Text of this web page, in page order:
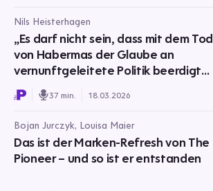
Nils Heisterhagen
„Es darf nicht sein, dass mit dem Tod
von Habermas der Glaube an
vernunftgeleitete Politik beerdigt
wird.“
37 min. 18.03.2026
Bojan Jurczyk, Louisa Maier
Das ist der Marken-Refresh von The
Pioneer – und so ist er entstanden